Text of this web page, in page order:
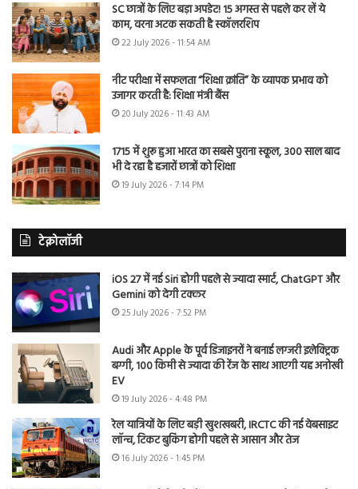
SC छात्रों के लिए बड़ा अपडेट! 15 अगस्त से पहले कर लें ये
काम, वरना अटक सकती है स्कॉलरशिप
22 July 2026 - 11:54 AM
नीट परीक्षा में सफलता “शिक्षा क्रांति” के व्यापक प्रभाव को
उजागर करती है: शिक्षा मंत्री बैंस
20 July 2026 - 11:43 AM
1715 में शुरू हुआ भारत का सबसे पुराना स्कूल, 300 साल बाद
भी दे रहा है हजारों छात्रों को शिक्षा
19 July 2026 - 7:14 PM
टेक्नोलॉजी
iOS 27 में नई Siri होगी पहले से ज्यादा स्मार्ट, ChatGPT और
Gemini को देगी टक्कर
25 July 2026 - 7:52 PM
Audi और Apple के पूर्व डिजाइनरों ने बनाई लग्जरी इलेक्ट्रिक
बग्गी, 100 किमी से ज्यादा की रेंज के साथ आएगी यह अनोखी
EV
19 July 2026 - 4:48 PM
रेल यात्रियों के लिए बड़ी खुशखबरी, IRCTC की नई वेबसाइट
लॉन्च, टिकट बुकिंग होगी पहले से आसान और तेज
16 July 2026 - 1:45 PM